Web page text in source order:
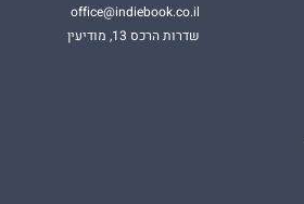
office@indiebook.co.il
שדרות הרכס 13, מודיעין